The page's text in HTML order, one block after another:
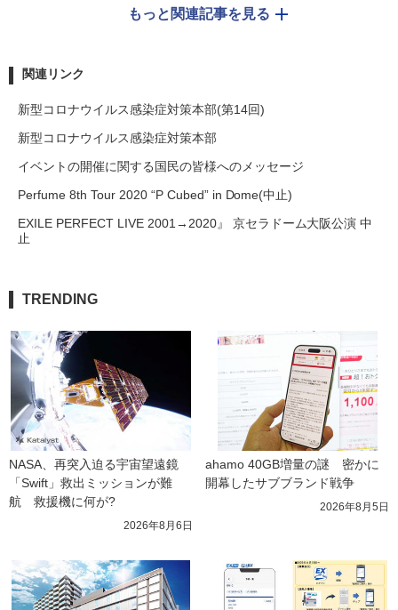
もっと関連記事を見る
関連リンク
新型コロナウイルス感染症対策本部(第14回)
新型コロナウイルス感染症対策本部
イベントの開催に関する国民の皆様へのメッセージ
Perfume 8th Tour 2020 “P Cubed” in Dome(中止)
EXILE PERFECT LIVE 2001→2020』 京セラドーム大阪公演 中
止
TRENDING
NASA、再突入迫る宇宙望遠鏡
「Swift」救出ミッションが難
航　救援機に何が?
2026年8月6日
ahamo 40GB増量の謎　密かに
開幕したサブブランド戦争
2026年8月5日